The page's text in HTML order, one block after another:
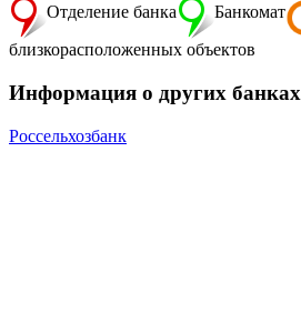
Отделение банка Банкомат
близкорасположенных объектов
Информация о других банках
Россельхозбанк